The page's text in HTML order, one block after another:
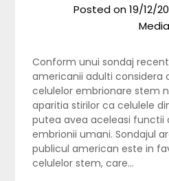
Posted on19/12/
Media
Conform unui sondaj
americanii adulti considera
celulelor embrionare stem
aparitia stirilor ca celulele
putea avea aceleasi functii
embrionii umani. Sondajul
publicul american este in
celulelor stem, care…